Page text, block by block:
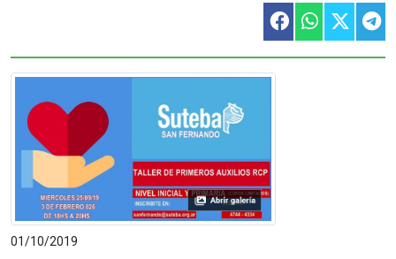
01/10/2019